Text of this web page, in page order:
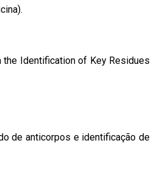
the Identification of Key Residues
de anticorpos e identificação de